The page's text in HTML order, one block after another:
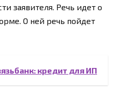
заявителя. Речь идет о
О ней речь пойдет
кредит для ИП